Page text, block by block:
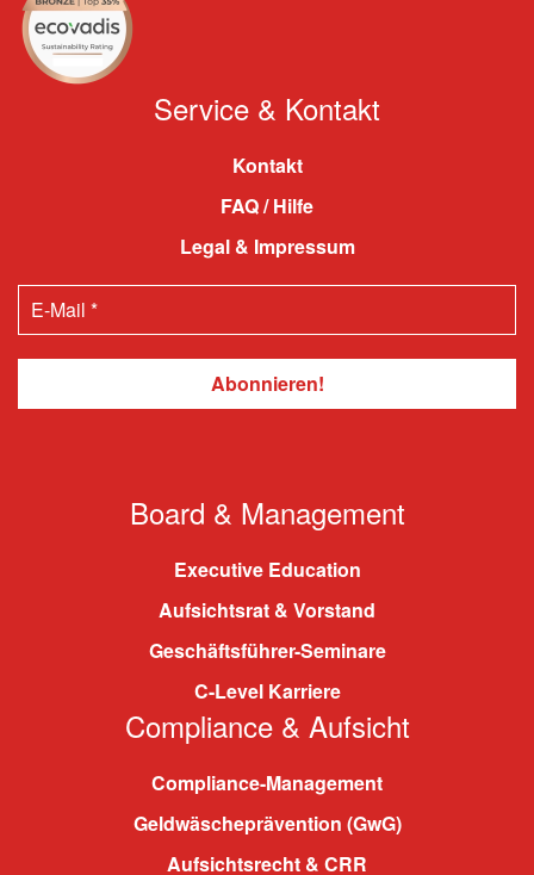
Service & Kontakt
Kontakt
FAQ / Hilfe
Legal & Impressum
Board & Management
Executive Education
Aufsichtsrat & Vorstand
Geschäftsführer-Seminare
C-Level Karriere
Compliance & Aufsicht
Compliance-Management
Geldwäscheprävention (GwG)
Aufsichtsrecht & CRR